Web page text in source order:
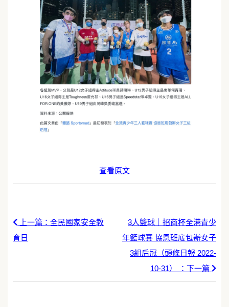
查看原文
上一篇：全民國家安全教
育日
3人籃球｜招商杯全港青少
年籃球賽 協恩班底包辦女子
3組后冠（頭條日報 2022-
10-31） ：下一篇